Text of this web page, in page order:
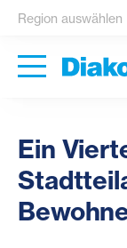
Region auswählen
Ein